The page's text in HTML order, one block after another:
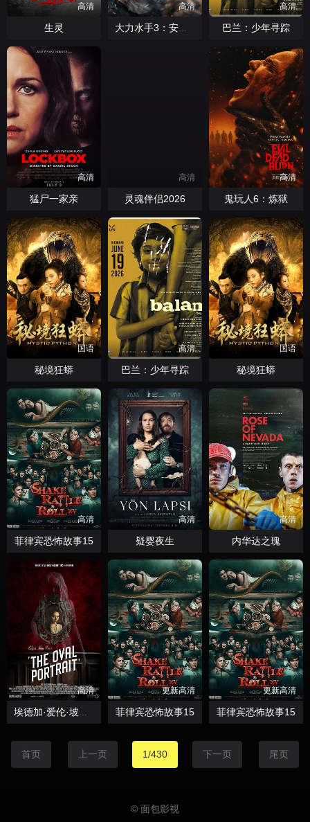
高清
生灵
高清
大力水手3：安魂曲
高清
巴兰：少年寻踪
高清
猛尸一家亲
高清
灵魂伴侣2026
高清
鬼玩人6：炼狱
国语
秘境狂蟒
高清
巴兰：少年寻踪
国语
秘境狂蟒
高清
菲律宾恐怖故事15
高清
疑婴夜生
高清
内华达之瑰
高清 更新高清
菲律宾恐怖故事15
更新高清
菲律宾恐怖故事15
首页 上一页 1/430 下一页 尾页
© 面包影视